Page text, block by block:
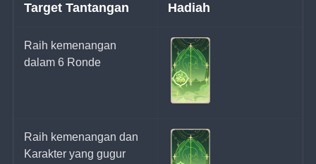
Target Tantangan Hadiah
Raih kemenangan
dalam 6 Ronde
Raih kemenangan dan
Karakter yang gugur